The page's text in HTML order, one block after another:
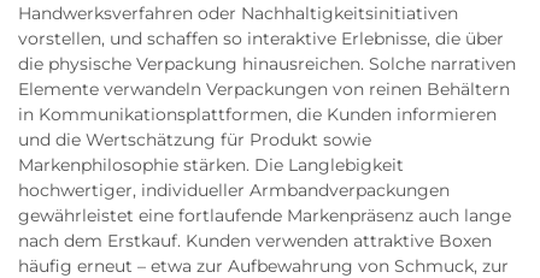
Handwerksverfahren oder Nachhaltigkeitsinitiativen
vorstellen, und schaffen so interaktive Erlebnisse, die über
die physische Verpackung hinausreichen. Solche narrativen
Elemente verwandeln Verpackungen von reinen Behältern
in Kommunikationsplattformen, die Kunden informieren
und die Wertschätzung für Produkt sowie
Markenphilosophie stärken. Die Langlebigkeit
hochwertiger, individueller Armbandverpackungen
gewährleistet eine fortlaufende Markenpräsenz auch lange
nach dem Erstkauf. Kunden verwenden attraktive Boxen
häufig erneut – etwa zur Aufbewahrung von Schmuck, zur